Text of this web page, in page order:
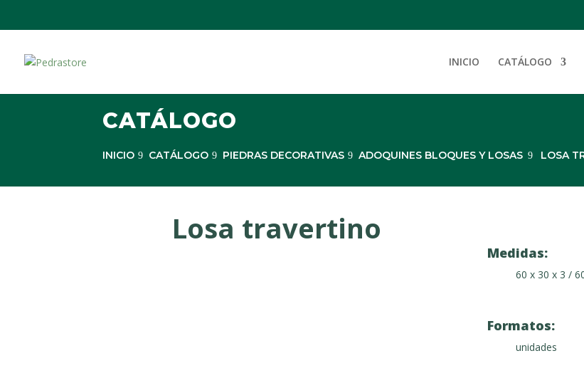
INICIO CATÁLOGO
CATÁLOGO
INICIO CATÁLOGO PIEDRAS DECORATIVAS ADOQUINES BLOQUES Y LOSAS LOSA
Losa travertino
Medidas:
60 x 30 x 3 /
Formatos:
unidades